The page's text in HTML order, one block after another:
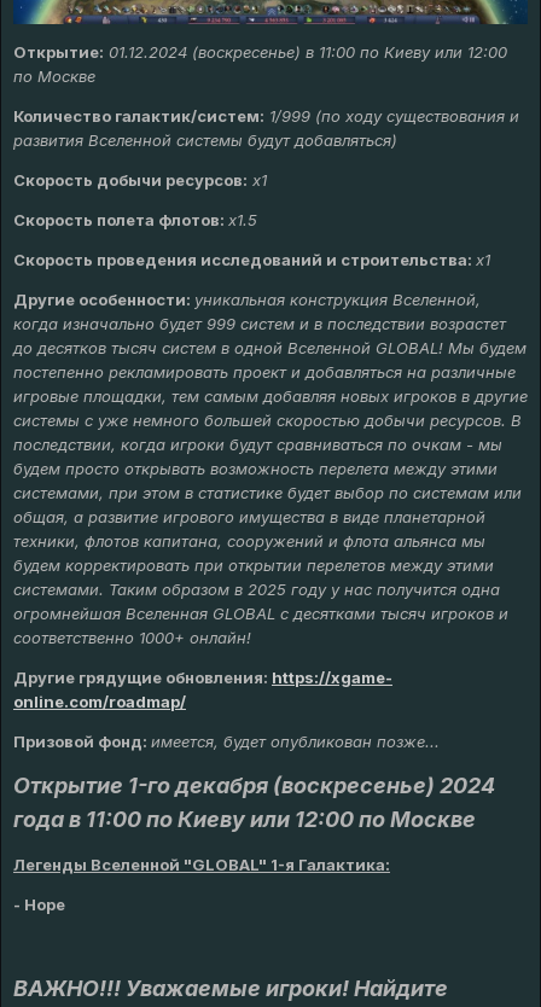
Открытие: 01.12.2024 (воскресенье) в 11:00 по Киеву или 12:00
по Москве
Количество галактик/систем: 1/999 (по ходу существования и
развития Вселенной системы будут добавляться)
Скорость добычи ресурсов: х1
Скорость полета флотов: х1.5
Скорость проведения исследований и строительства: x1
Другие особенности: уникальная конструкция Вселенной,
когда изначально будет 999 систем и в последствии возрастет
до десятков тысяч систем в одной Вселенной GLOBAL! Мы будем
постепенно рекламировать проект и добавляться на различные
игровые площадки, тем самым добавляя новых игроков в другие
системы с уже немного большей скоростью добычи ресурсов. В
последствии, когда игроки будут сравниваться по очкам - мы
будем просто открывать возможность перелета между этими
системами, при этом в статистике будет выбор по системам или
общая, а развитие игрового имущества в виде планетарной
техники, флотов капитана, сооружений и флота альянса мы
будем корректировать при открытии перелетов между этими
системами. Таким образом в 2025 году у нас получится одна
огромнейшая Вселенная GLOBAL с десятками тысяч игроков и
соответственно 1000+ онлайн!
Другие грядущие обновления: https://xgame-
online.com/roadmap/
Призовой фонд: имеется, будет опубликован позже...
Открытие 1-го декабря (воскресенье) 2024
года в 11:00 по Киеву или 12:00 по Москве
Легенды Вселенной "GLOBAL" 1-я Галактика:
- Hope
ВАЖНО!!! Уважаемые игроки! Найдите